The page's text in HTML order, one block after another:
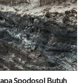
Spodosol Butuh